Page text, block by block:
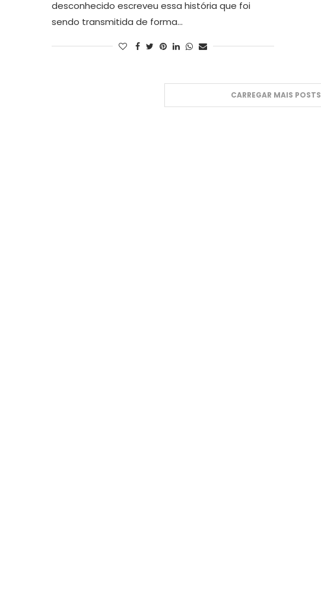
desconhecido escreveu essa história que foi
sendo transmitida de forma…
CARREGAR MAIS POSTS